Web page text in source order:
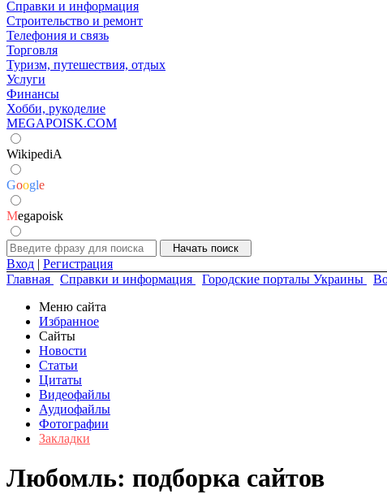
Справки и информация
Строительство и ремонт
Телефония и связь
Торговля
Туризм, путешествия, отдых
Услуги
Финансы
Хобби, рукоделие
MEGAPOISK.COM
WikipediA
Google
Megapoisk
Вход | Регистрация
Главная
Справки и информация Городские порталы Украины
Меню сайта
Избранное
Сайты
Новости
Статьи
Цитаты
Видеофайлы
Аудиофайлы
Фотографии
Закладки
Любомль: подборка сайтов